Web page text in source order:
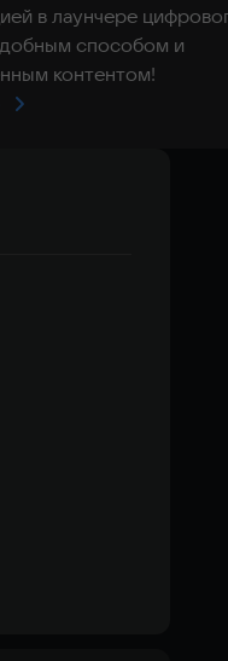
в лаунчере
способом и
контентом!